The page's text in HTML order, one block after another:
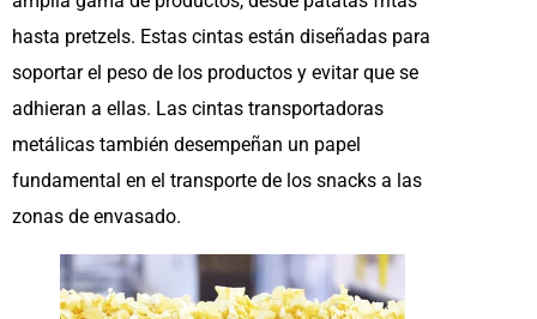
hasta pretzels. Estas cintas están diseñadas para
soportar el peso de los productos y evitar que se
adhieran a ellas. Las cintas transportadoras
metálicas también desempeñan un papel
fundamental en el transporte de los snacks a las
zonas de envasado.